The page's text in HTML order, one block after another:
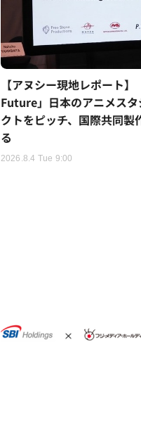
【アヌシー現地レポート
Future」日本のアニメス
クトをピッチ、国際共同製
る
2026.8.4 Tue 9:00